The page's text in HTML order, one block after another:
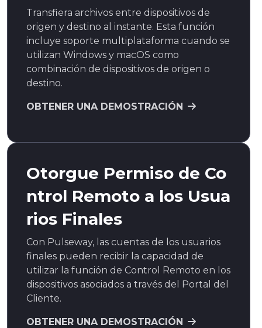
Transfiera archivos entre dispositivos de
origen y destino al instante. Esta función
incluye soporte multiplataforma cuando se
utilizan Windows y macOS como
combinación de dispositivos de origen o
destino.
OBTENER UNA DEMOSTRACIÓN
Otorgue Permiso de Co
ntrol Remoto a los Usua
rios Finales
Con Pulseway, las cuentas de los usuarios
finales pueden recibir la capacidad de
utilizar la función de Control Remoto en los
dispositivos asociados a través del Portal del
Cliente.
OBTENER UNA DEMOSTRACIÓN